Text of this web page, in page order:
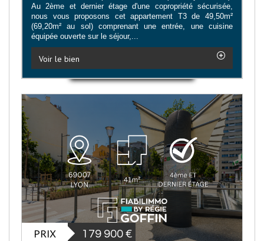
Au 2ème et dernier étage d'une copropriété sécurisée,
nous vous proposons cet appartement T3 de 49,50m²
(69,20m² au sol) comprenant une entrée, une cuisine
équipée ouverte sur le séjour,...
Voir le bien
PRIX 179 900 €